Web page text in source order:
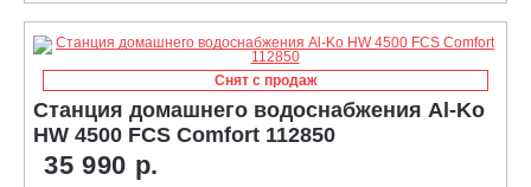
Снят с продаж
Станция домашнего водоснабжения Al-Ko
HW 4500 FCS Comfort 112850
35 990 р.